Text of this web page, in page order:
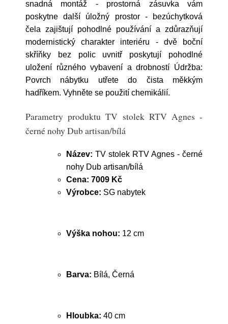
snadná montáž - prostorná zásuvka vám
poskytne další úložný prostor - bezúchytková
čela zajištují pohodlné používání a zdůrazňují
modernistický charakter interiéru - dvě boční
skříňky bez polic uvnitř poskytují pohodlné
uložení různého vybavení a drobností Údržba:
Povrch nábytku utřete do čista měkkým
hadříkem. Vyhněte se použití chemikálií.
Parametry produktu TV stolek RTV Agnes -
černé nohy Dub artisan/bílá
Název: TV stolek RTV Agnes - černé
nohy Dub artisan/bílá
Cena: 7009 Kč
Výrobce: SG nabytek
Výška nohou: 12 cm
Barva: Bílá, Černá
Hloubka: 40 cm